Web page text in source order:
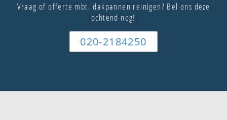
Vraag of offerte mbt. dakpannen reinigen? Bel ons deze
ochtend nog!
020-2184250